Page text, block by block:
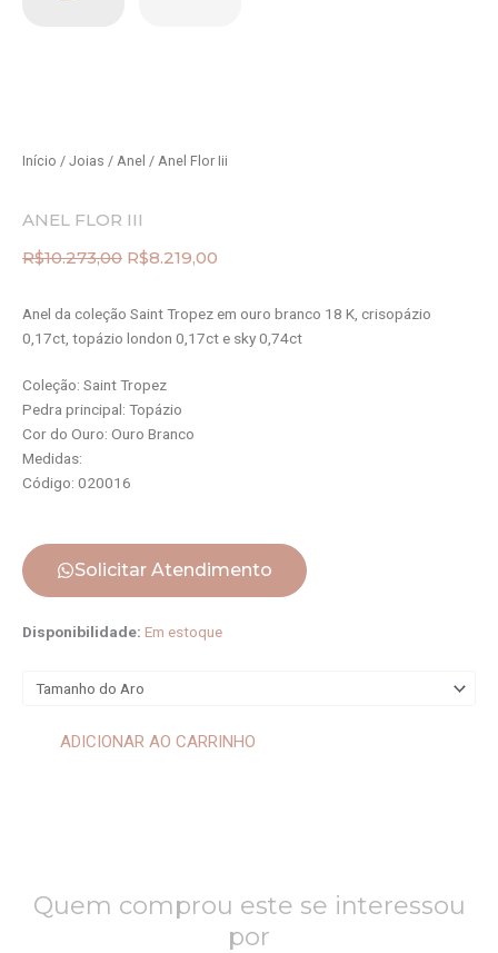
Início / Joias / Anel / Anel Flor Iii
ANEL FLOR III
R$10.273,00
original
era:
R$8.219,00
atual
é:
Anel da coleção Saint Tropez em ouro branco 18 K, crisopázio
0,17ct, topázio london 0,17ct e sky 0,74ct
Coleção: Saint Tropez
Pedra principal: Topázio
Cor do Ouro: Ouro Branco
Medidas:
Código: 020016
Solicitar Atendimento
Disponibilidade: Em estoque
Anel
ADICIONAR AO CARRINHO
Quem comprou este se interessou
por